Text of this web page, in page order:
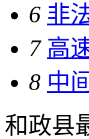
6 非
7 高
8 中
和政县